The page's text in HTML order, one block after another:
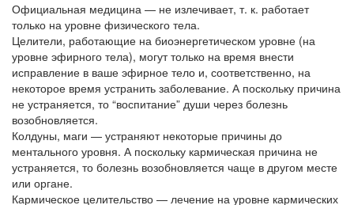
Официальная медицина — не излечивает, т. к. работает
только на уровне физического тела.
Целители, работающие на биоэнергетическом уровне (на
уровне эфирного тела), могут только на время внести
исправление в ваше эфирное тело и, соответственно, на
некоторое время устранить заболевание. А поскольку причина
не устраняется, то “воспитание” души через болезнь
возобновляется.
Колдуны, маги — устраняют некоторые причины до
ментального уровня. А поскольку кармическая причина не
устраняется, то болезнь возобновляется чаще в другом месте
или органе.
Кармическое целительство — лечение на уровне кармических